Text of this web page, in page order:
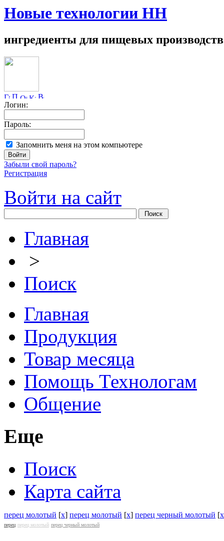
Новые технологии НН
ингредиенты для пищевых производств
Логин:
Пароль:
Запомнить меня на этом компьютере
Забыли свой пароль?
Регистрация
Войти на сайт
Главная
>
Поиск
Главная
Продукция
Товар месяца
Помощь Технологам
Общение
Еще
Поиск
Карта сайта
перец молотый [x] перец молотый [x] перец черный молотый [x
перец перец молотый перец черный молотый